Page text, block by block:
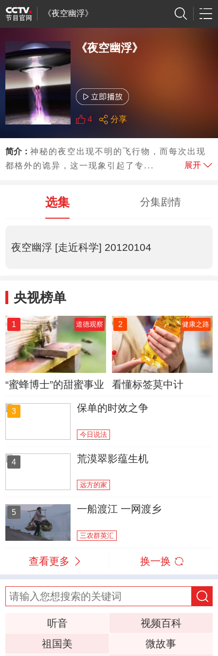
《夜空幽浮》
《夜空幽浮》
4 分享
简介：神秘的夜空出现不明的飞行物，而每次出现
都格外的诡异，这一现象引起了专...
展开
选集 分集剧情
夜空幽浮 [走近科学] 20120104
央视榜单
1 道德观察
“蜜蜂博士”的甜蜜事业
2 健康之路
看懂标签莫中计
3 保单的时效之争
今日说法
4 荒漠翠影蕴生机
远方的家
5 一船渡江 一网渡乡
三农群英汇
查看更多 换一换
听音
视频百科
祖国美
微故事